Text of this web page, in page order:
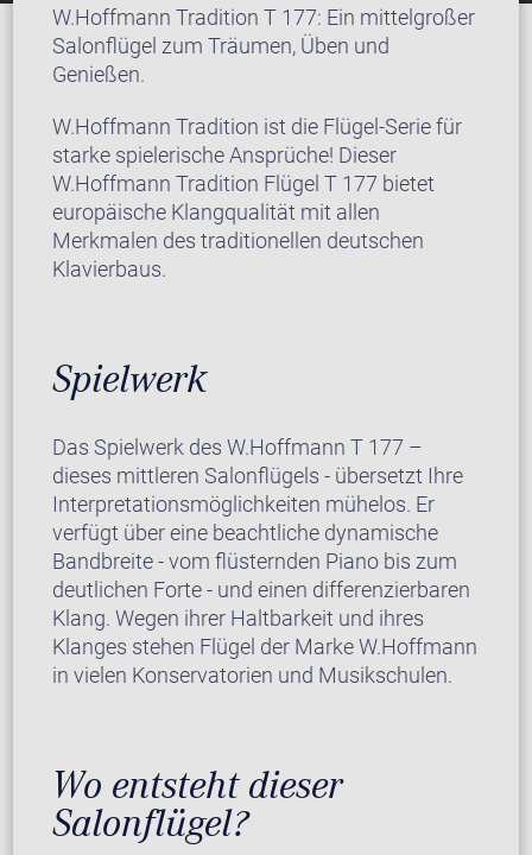
W.Hoffmann Tradition T 177: Ein mittelgroßer
Salonflügel zum Träumen, Üben und
Genießen.
W.Hoffmann Tradition ist die Flügel-Serie für
starke spielerische Ansprüche! Dieser
W.Hoffmann Tradition Flügel T 177 bietet
europäische Klangqualität mit allen
Merkmalen des traditionellen deutschen
Klavierbaus.
Spielwerk
Das Spielwerk des W.Hoffmann T 177 –
dieses mittleren Salonflügels - übersetzt Ihre
Interpretationsmöglichkeiten mühelos. Er
verfügt über eine beachtliche dynamische
Bandbreite - vom flüsternden Piano bis zum
deutlichen Forte - und einen differenzierbaren
Klang. Wegen ihrer Haltbarkeit und ihres
Klanges stehen Flügel der Marke W.Hoffmann
in vielen Konservatorien und Musikschulen.
Wo entsteht dieser
Salonflügel?